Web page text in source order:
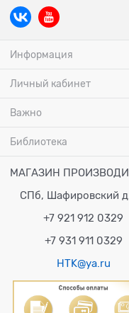
Информация
Личный кабинет
Важно
Библиотека
МАГАЗИН
СПб, Шафировский
+7 921 912 0329
+7 931 911 0329
HTK@ya.ru